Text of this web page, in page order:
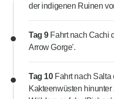
der indigenen Ruinen
Tag 9 Fahrt nach Cachi
Arrow Gorge'.
Tag 10 Fahrt nach Salta
Kakteenwüsten hinunter